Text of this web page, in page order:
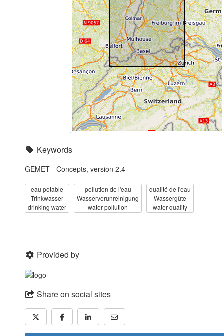
Keywords
GEMET - Concepts, version 2.4
eau potable
Trinkwasser
drinking water
pollution de l'eau
Wasserverunreinigung
water pollution
qualité de l'eau
Wassergüte
water quality
Provided by
Share on social sites